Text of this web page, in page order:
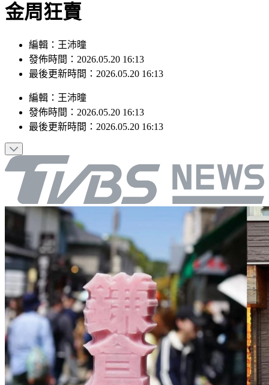
金周狂賣
編輯：王沛曈
發佈時間：2026.05.20 16:13
最後更新時間：2026.05.20 16:13
編輯 ： 王沛曈
發佈時間： 2026.05.20 16:13
最後更新時間： 2026.05.20 16:13